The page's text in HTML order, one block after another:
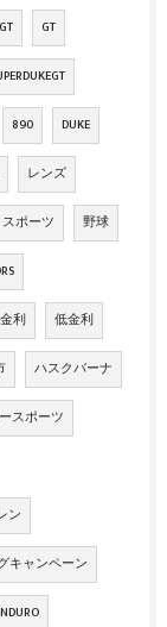
GT
890 DUKE
レンズ
スポーツ 野球
金利 低金利
ハスクバーナ
スポーツ
ン
キャンペーン